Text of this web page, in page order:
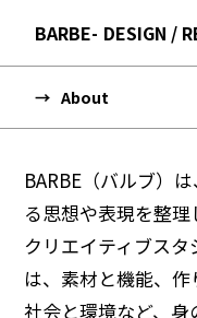
BARBE DESIGN /
About
BARBE（バルブ）
る思想や表現を整
クリエイティブス
は、素材と機能、作
社会と環境など、